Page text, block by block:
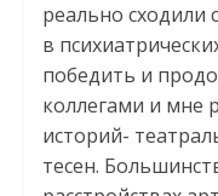
реально сходили
в
победить и
коллегами и мне
историй-
тесен.